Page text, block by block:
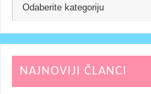
NAJNOVIJI ČLANCI